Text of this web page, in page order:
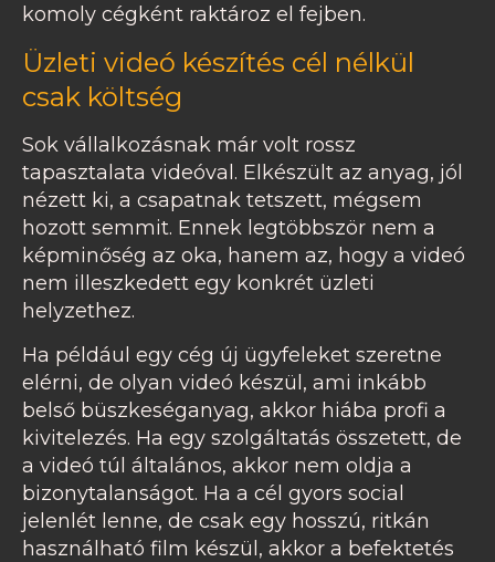
komoly cégként raktároz el fejben.
Üzleti videó készítés cél nélkül
csak költség
Sok vállalkozásnak már volt rossz
tapasztalata videóval. Elkészült az anyag, jól
nézett ki, a csapatnak tetszett, mégsem
hozott semmit. Ennek legtöbbször nem a
képminőség az oka, hanem az, hogy a videó
nem illeszkedett egy konkrét üzleti
helyzethez.
Ha például egy cég új ügyfeleket szeretne
elérni, de olyan videó készül, ami inkább
belső büszkeséganyag, akkor hiába profi a
kivitelezés. Ha egy szolgáltatás összetett, de
a videó túl általános, akkor nem oldja a
bizonytalanságot. Ha a cél gyors social
jelenlét lenne, de csak egy hosszú, ritkán
használható film készül, akkor a befektetés